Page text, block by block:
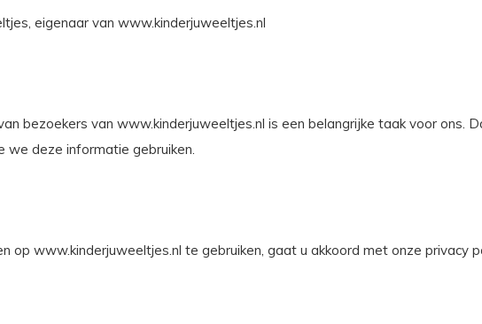
eigenaar van www.kinderjuweeltjes.nl
bezoekers van www.kinderjuweeltjes.nl is een belangrijke taak voor ons.
we deze informatie gebruiken.
op www.kinderjuweeltjes.nl te gebruiken, gaat u akkoord met onze privacy